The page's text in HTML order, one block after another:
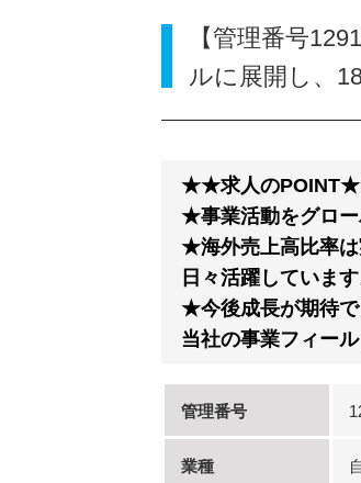
【管理番号
ルに展開し、
★★求人の
★事業活動をグロー
★海外売上高比率は
日々活躍しています
★今後成⾧が期待で
当社の事業フィー
管理番号
業種